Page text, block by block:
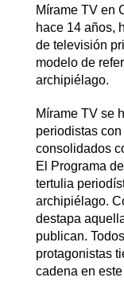
Mírame TV en
hace 14 años,
de televisión
modelo de
archipiélago.
Mírame TV se
periodistas
consolidados
El Programa
tertulia
archipiélago.
destapa
publican.
protagonistas
cadena en